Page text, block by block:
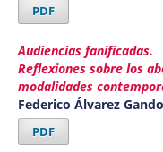
PDF
Audiencias fanificadas.
Reflexiones sobre los
modalidades
Federico Álvarez
PDF